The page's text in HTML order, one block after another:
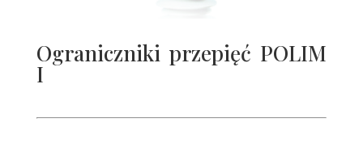
Ograniczniki przepięć POLIM
I